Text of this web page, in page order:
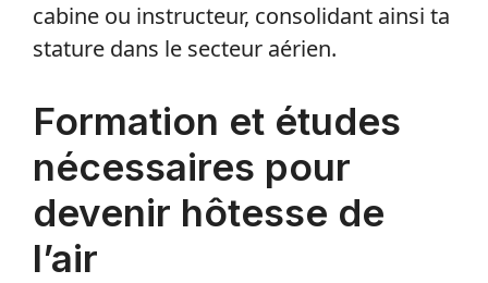
cabine ou instructeur, consolidant ainsi ta
stature dans le secteur aérien.
Formation et études
nécessaires pour
devenir hôtesse de
l’air